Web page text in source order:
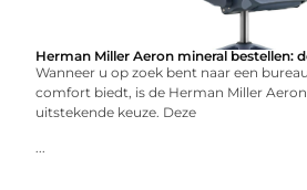
Herman Miller Aeron mineral bestellen:
Wanneer u op zoek bent naar een
comfort biedt, is de Herman Miller
uitstekende keuze. Deze
...